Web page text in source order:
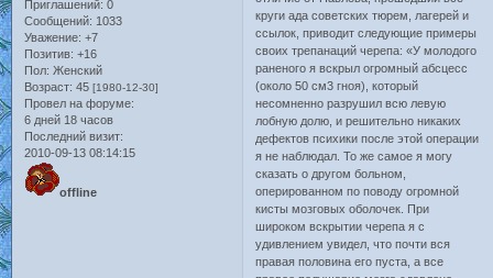
Приглашений: 0
Сообщений: 1033
Уважение: +7
Позитив: +16
Пол: Женский
Возраст: 45 [1980-12-30]
Провел на форуме:
6 дней 18 часов
Последний визит:
2010-09-13 08:14:15
offline
круги ада советских тюрем, лагерей и
ссылок, приводит следующие примеры
своих трепанаций черепа: «У молодого
раненого я вскрыл огромный абсцесс
(около 50 см3 гноя), который
несомненно разрушил всю левую
лобную долю, и решительно никаких
дефектов психики после этой операции
я не наблюдал. То же самое я могу
сказать о другом больном,
оперированном по поводу огромной
кисты мозговых оболочек. При
широком вскрытии черепа я с
удивлением увидел, что почти вся
правая половина его пуста, а все